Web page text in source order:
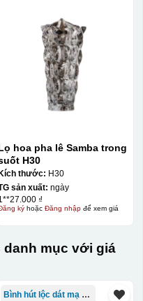
hoa pha lê Samba trong
H30
thước: H30
sản xuất: ngày
₫
kýhoặc Đăng nhậpđể xem giá
danh mục với giá
Bình hút lộc dát mạ vàng